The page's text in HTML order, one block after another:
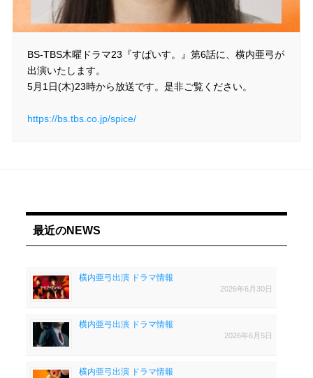
BS-TBS木曜ドラマ23『すぱいす。』第6話に、横内亜弓が
出演いたします。
5月1日(木)23時から放送です。是非ご覧ください。
https://bs.tbs.co.jp/spice/
最近のNEWS
横内亜弓出演 ドラマ情報
2026年6月30日
横内亜弓出演 ドラマ情報
2026年6月5日
横内亜弓出演 ドラマ情報